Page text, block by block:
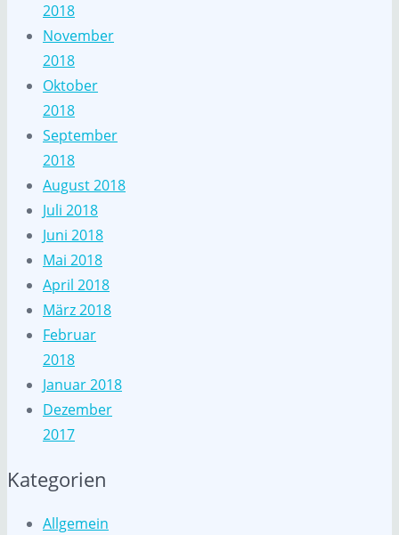
2018
November
2018
Oktober
2018
September
2018
August 2018
Juli 2018
Juni 2018
Mai 2018
April 2018
März 2018
Februar
2018
Januar 2018
Dezember
2017
Kategorien
Allgemein